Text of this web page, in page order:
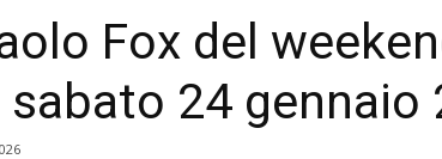
Fox del
24 gennaio